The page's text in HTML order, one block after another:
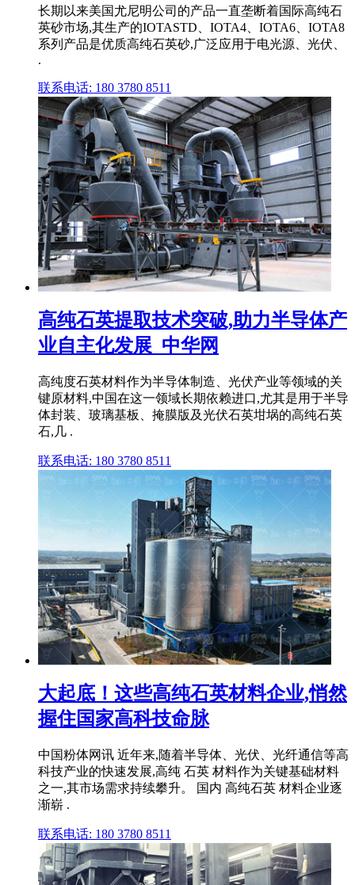
长期以来美国尤尼明公司的产品一直垄断着国际高纯石
英砂市场,其生产的IOTASTD、IOTA4、IOTA6、IOTA8
系列产品是优质高纯石英砂,广泛应用于电光源、光伏、
.
联系电话: 180 3780 8511
高纯石英提取技术突破,助力半导体产
业自主化发展_中华网
高纯度石英材料作为半导体制造、光伏产业等领域的关
键原材料,中国在这一领域长期依赖进口,尤其是用于半导
体封装、玻璃基板、掩膜版及光伏石英坩埚的高纯石英
石,几 .
联系电话: 180 3780 8511
大起底！这些高纯石英材料企业,悄然
握住国家高科技命脉
中国粉体网讯 近年来,随着半导体、光伏、光纤通信等高
科技产业的快速发展,高纯 石英 材料作为关键基础材料
之一,其市场需求持续攀升。 国内 高纯石英 材料企业逐
渐崭 .
联系电话: 180 3780 8511